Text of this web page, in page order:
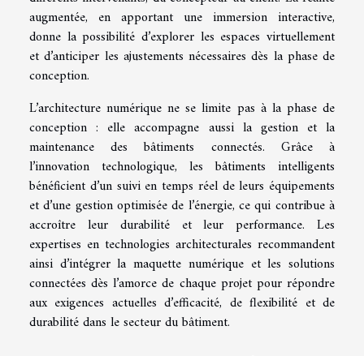
augmentée, en apportant une immersion interactive,
donne la possibilité d’explorer les espaces virtuellement
et d’anticiper les ajustements nécessaires dès la phase de
conception.
L’architecture numérique ne se limite pas à la phase de
conception : elle accompagne aussi la gestion et la
maintenance des bâtiments connectés. Grâce à
l’innovation technologique, les bâtiments intelligents
bénéficient d’un suivi en temps réel de leurs équipements
et d’une gestion optimisée de l’énergie, ce qui contribue à
accroître leur durabilité et leur performance. Les
expertises en technologies architecturales recommandent
ainsi d’intégrer la maquette numérique et les solutions
connectées dès l’amorce de chaque projet pour répondre
aux exigences actuelles d’efficacité, de flexibilité et de
durabilité dans le secteur du bâtiment.